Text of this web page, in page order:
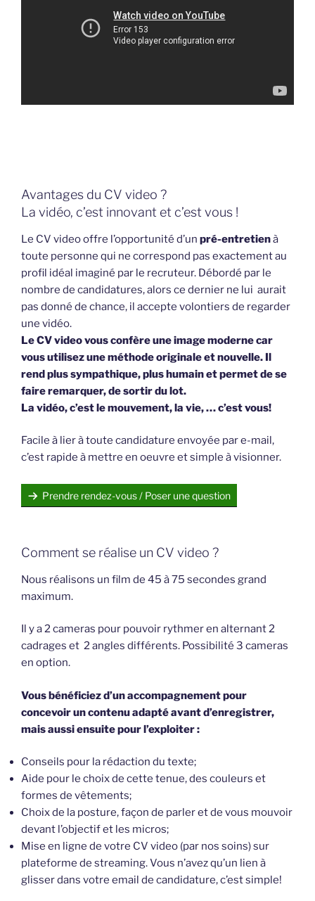
Avantages du CV video ?
La vidéo, c’est innovant et c’est vous !
Le CV video offre l’opportunité d’un pré-entretienà
toute personne qui ne correspond pas exactement au
profil idéal imaginé par le recruteur. Débordé par le
nombre de candidatures, alors ce dernier ne lui aurait
pas donné de chance, il accepte volontiers de regarder
une vidéo.
Le CV video vous confère une image moderne car
vous utilisez une méthode originale et nouvelle. Il
rend plus sympathique, plus humain et permet de se
faire remarquer, de sortir du lot.
La vidéo, c’est le mouvement, la vie, … c’est vous!
Facile à lier à toute candidature envoyée par e-mail,
c’est rapide à mettre en oeuvre et simple à visionner.
Prendre rendez-vous / Poser une question
Comment se réalise un CV video ?
Nous réalisons un film de 45 à 75 secondes grand
maximum.
Il y a 2 cameras pour pouvoir rythmer en alternant 2
cadrages et 2 angles différents. Possibilité 3 cameras
en option.
Vous bénéficiez d’un accompagnement pour
concevoir un contenu adapté avant d’enregistrer,
mais aussi ensuite pour l’exploiter :
Conseils pour la rédaction du texte;
Aide pour le choix de cette tenue, des couleurs et
formes de vêtements;
Choix de la posture, façon de parler et de vous mouvoir
devant l’objectif et les micros;
Mise en ligne de votre CV video (par nos soins) sur
plateforme de streaming. Vous n’avez qu’un lien à
glisser dans votre email de candidature, c’est simple!